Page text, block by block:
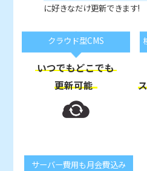
に好きなだけ更新できます!
クラウド型CMS
いつでもどこでも
更新可能
サーバー費用も月会費込み